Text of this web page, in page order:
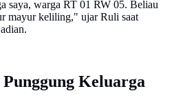
saya, warga RT 01 RW 05. Beliau
mayur keliling," ujar Ruli saat
Keluarga